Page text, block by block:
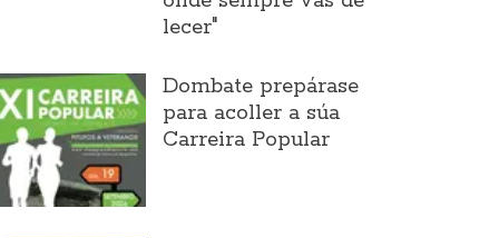
lecer"
Dombate prepárase
para acoller a súa
Carreira Popular